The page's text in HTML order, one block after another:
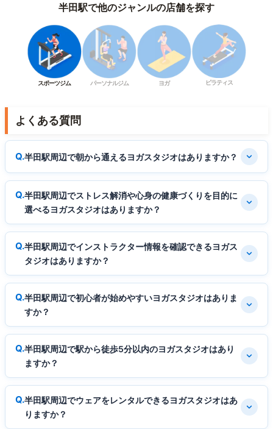
半田駅で他のジャンルの店舗を探す
スポーツジム パーソナルジム ヨガ ピラティス
よくある質問
半田駅周辺で朝から通えるヨガスタジオはありますか？
半田駅周辺でストレス解消や心身の健康づくりを目的に
選べるヨガスタジオはありますか？
半田駅周辺でインストラクター情報を確認できるヨガス
タジオはありますか？
半田駅周辺で初心者が始めやすいヨガスタジオはありま
すか？
半田駅周辺で駅から徒歩5分以内のヨガスタジオはあり
ますか？
半田駅周辺でウェアをレンタルできるヨガスタジオはあ
りますか？